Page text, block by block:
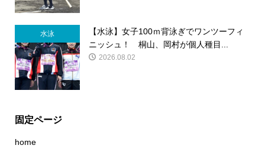
水泳
【水泳】女子100ｍ背泳ぎでワンツーフィ
ニッシュ！ 桐山、岡村が個人種目...
2026.08.02
固定ページ
home